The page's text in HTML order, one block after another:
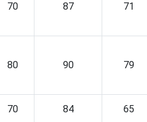
70 87 71
80 90 79
70 84 65